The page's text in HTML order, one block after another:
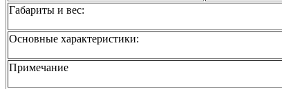
Габариты и вес:
Основные характеристики:
Примечание